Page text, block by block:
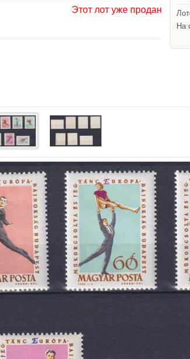
На
Этот лот уже продан